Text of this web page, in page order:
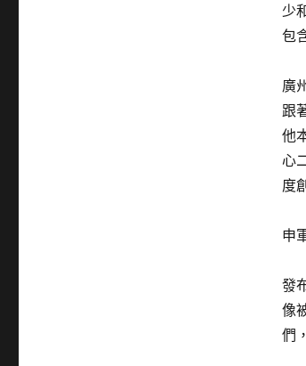
少
包
廣
跟
他
心
度
申
發
像
們